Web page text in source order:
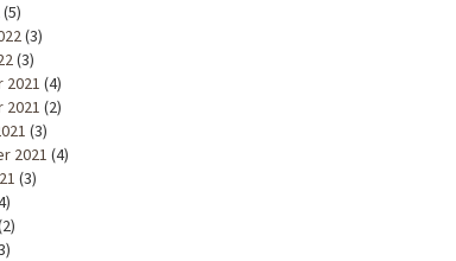
(5)
(3)
(3)
2021 (4)
2021 (2)
(3)
2021 (4)
(3)